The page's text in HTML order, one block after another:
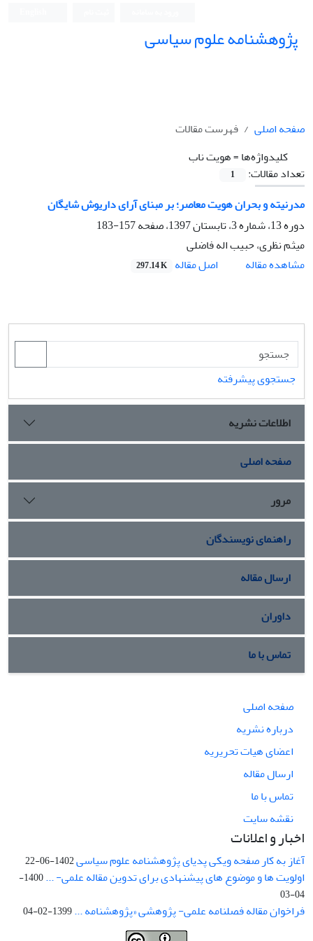
پژوهشنامه علوم سیاسی
صفحه اصلی
فهرست مقالات
کلیدواژه‌ها =هویت ناب
تعداد مقالات:
1
مدرنیته و بحران هویت معاصر؛ بر مبنای آرای داریوش شایگان
دوره 13، شماره 3، تابستان 1397، صفحه
157-183
میثم نظری، حبیب اله فاضلی
مشاهده مقاله
اصل مقاله 297.14 K
جستجوی پیشرفته
اطلاعات نشریه
صفحه اصلی
مرور
راهنمای نویسندگان
ارسال مقاله
داوران
تماس با ما
صفحه اصلی
درباره نشریه
اعضای هیات تحریریه
ارسال مقاله
تماس با ما
نقشه سایت
اخبار و اعلانات
آغاز به کار صفحه ویکی پدیای پژوهشنامه علوم سیاسی1402-06-22
اولویت ها و موضوع های پیشنهادی برای تدوین مقاله علمی- ...
1400-
04-03
فراخوان مقاله فصلنامه علمی- پژوهشی «پژوهشنامه ...1399-02-04